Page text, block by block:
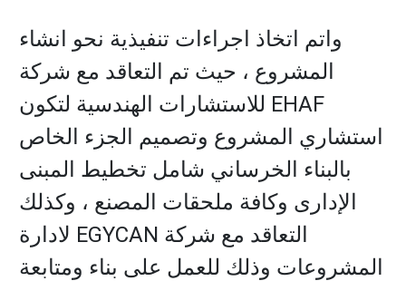
واتم اتخاذ اجراءات تنفيذية نحو انشاء
المشروع ، حيث تم التعاقد مع شركة
EHAF للاستشارات الهندسية لتكون
استشاري المشروع وتصميم الجزء الخاص
بالبناء الخرساني شامل تخطيط المبنى
الإدارى وكافة ملحقات المصنع ، وكذلك
التعاقد مع شركة EGYCAN لادارة
المشروعات وذلك للعمل على بناء ومتابعة